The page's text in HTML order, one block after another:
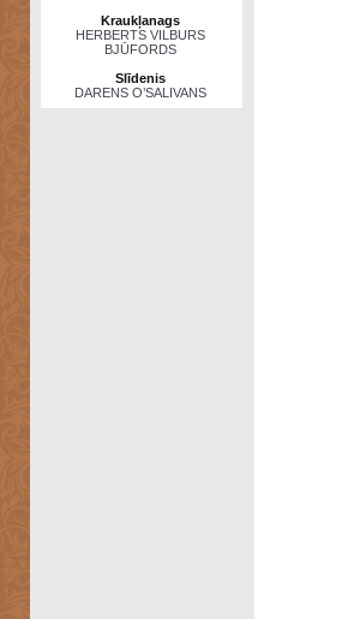
Kraukļanags
HERBERTS VILBURS
BJŪFORDS
Slīdenis
DARENS O’SALIVANS